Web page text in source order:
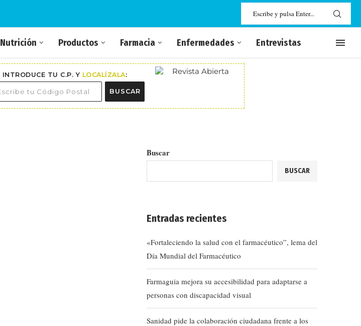
Nutrición Productos Farmacia Enfermedades Entrevistas
INTRODUCE TU C.P. Y LOCALÍZALA:
BUSCAR
Buscar
BUSCAR
Entradas recientes
«Fortaleciendo la salud con el farmacéutico”, lema del
Día Mundial del Farmacéutico
Farmaguia mejora su accesibilidad para adaptarse a
personas con discapacidad visual
Sanidad pide la colaboración ciudadana frente a los